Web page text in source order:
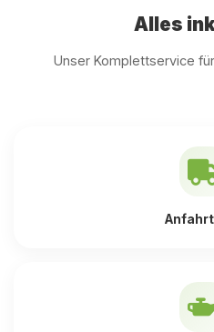
Alles
Unser Komplettservice